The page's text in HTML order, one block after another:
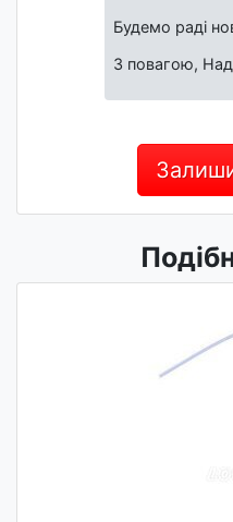
Будемо раді
З повагою,